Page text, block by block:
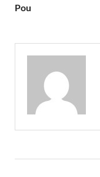
Pou